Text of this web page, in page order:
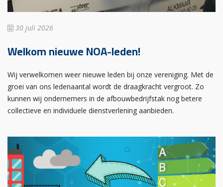
30 juli 2026
Welkom nieuwe NOA-leden!
Wij verwelkomen weer nieuwe leden bij onze vereniging. Met de
groei van ons ledenaantal wordt de draagkracht vergroot. Zo
kunnen wij ondernemers in de afbouwbedrijfstak nog betere
collectieve en individuele dienstverlening aanbieden.